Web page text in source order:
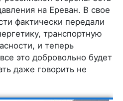
на Ереван. В свое
фактически передали
транспортную
и теперь
это добровольно будет
даже говорить не